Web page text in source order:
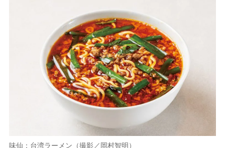
味仙：台湾ラーメン（撮影／岡村智明）